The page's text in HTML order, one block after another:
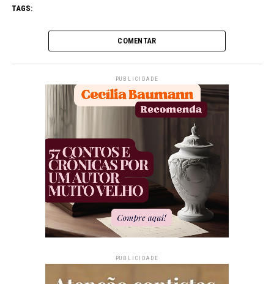
TAGS:
COMENTAR
PUBLICIDADE
PUBLICIDADE